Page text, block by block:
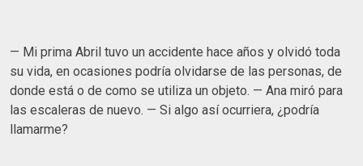
— Mi prima Abril tuvo un accidente hace años y olvidó toda
su vida, en ocasiones podría olvidarse de las personas, de
donde está o de como se utiliza un objeto. — Ana miró para
las escaleras de nuevo. — Si algo así ocurriera, ¿podría
llamarme?